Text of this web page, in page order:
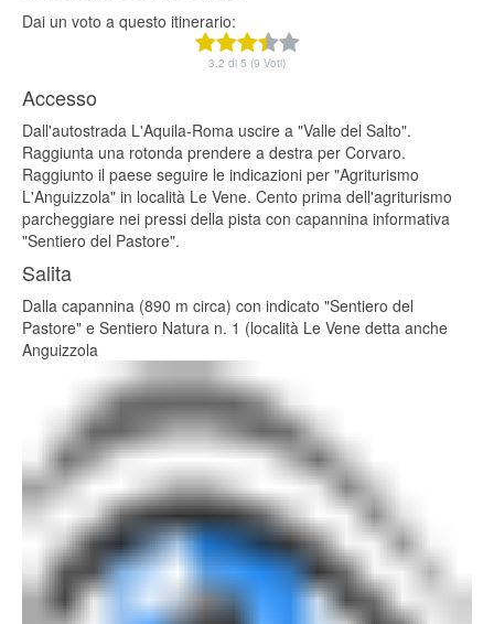
Dai un voto a questo itinerario:
3.2 di 5 (9 Voti)
Accesso
Dall'autostrada L'Aquila-Roma uscire a "Valle del Salto".
Raggiunta una rotonda prendere a destra per Corvaro.
Raggiunto il paese seguire le indicazioni per "Agriturismo
L'Anguizzola" in località Le Vene. Cento prima dell'agriturismo
parcheggiare nei pressi della pista con capannina informativa
"Sentiero del Pastore".
Salita
Dalla capannina (890 m circa) con indicato "Sentiero del
Pastore" e Sentiero Natura n. 1 (località Le Vene detta anche
Anguizzola